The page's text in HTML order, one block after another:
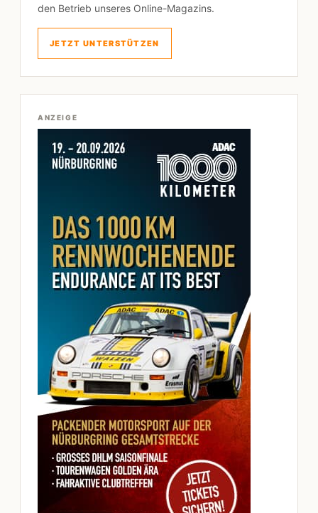
den Betrieb unseres Online-Magazins.
JETZT UNTERSTÜTZEN
ANZEIGE